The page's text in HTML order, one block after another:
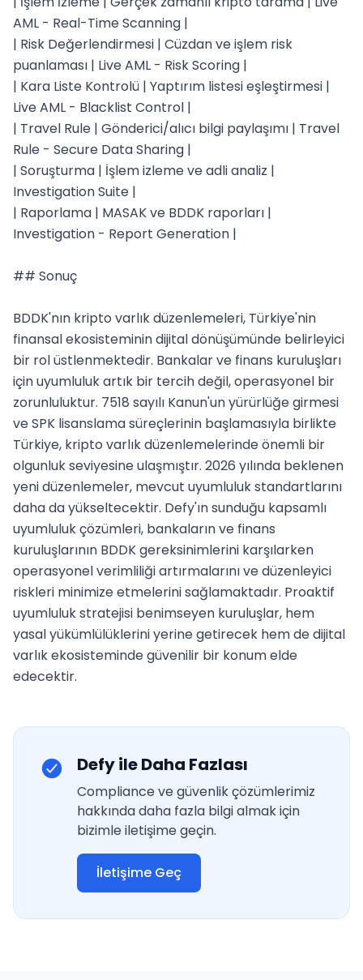
Defy ile Daha Fazlası
Compliance ve güvenlik çözümlerimiz
hakkında daha fazla bilgi almak için
bizimle iletişime geçin.
İletişime Geç